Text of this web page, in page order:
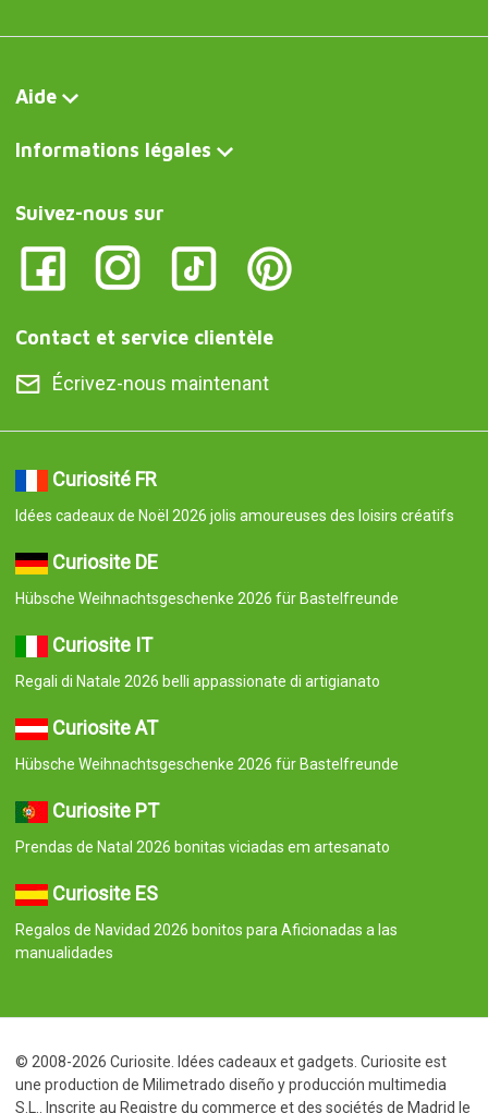
Aide
Informations légales
Suivez-nous sur
Contact et service clientèle
Écrivez-nous maintenant
Curiosité FR
Idées cadeaux de Noël 2026 jolis amoureuses des loisirs créatifs
Curiosite DE
Hübsche Weihnachtsgeschenke 2026 für Bastelfreunde
Curiosite IT
Regali di Natale 2026 belli appassionate di artigianato
Curiosite AT
Hübsche Weihnachtsgeschenke 2026 für Bastelfreunde
Curiosite PT
Prendas de Natal 2026 bonitas viciadas em artesanato
Curiosite ES
Regalos de Navidad 2026 bonitos para Aficionadas a las
manualidades
© 2008-2026 Curiosite. Idées cadeaux et gadgets. Curiosite est
une production de Milimetrado diseño y producción multimedia
S.L.. Inscrite au Registre du commerce et des sociétés de Madrid le